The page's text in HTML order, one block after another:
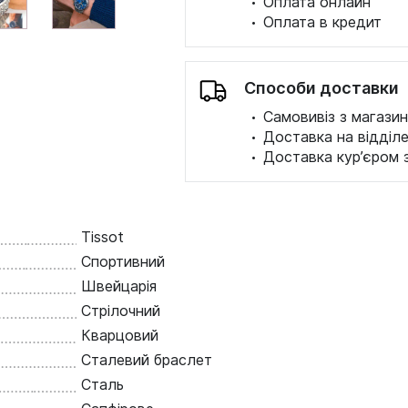
·Оплата в кредит
Способи доставки
·Самовивіз з
·Доставка на
·Доставка кур’єром
Tissot
Спортивний
Швейцарія
Стрілочний
Кварцовий
Сталевий браслет
Сталь